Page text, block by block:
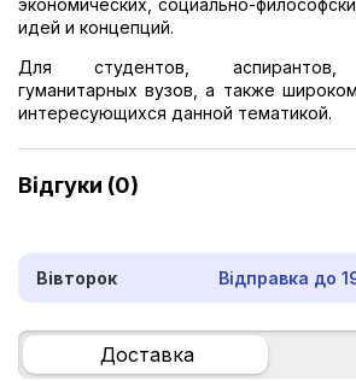
экономических, социально-
идей и концепций.
Для студентов, аспирантов,
гуманитарных вузов, а также
интересующихся данной тематикой.
Відгуки (0)
Вівторок Відправка до
Доставка